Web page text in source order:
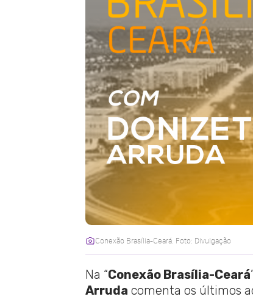
Conexão Brasília-Ceará. Foto: Divulgação
Na “Conexão Brasília-Ceará
Arruda comenta os últimos